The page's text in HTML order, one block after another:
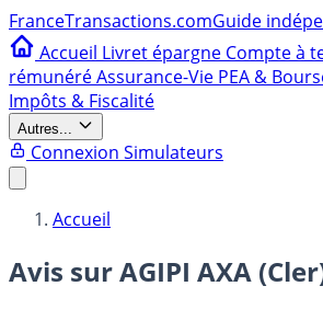
FranceTransactions.comGuide
Accueil Livret épargne Compte à
rémunéréAssurance-Vie PEA &
Impôts & Fiscalité
Autres...
Connexion Simulateurs
Accueil
Avis sur AGIPI AXA